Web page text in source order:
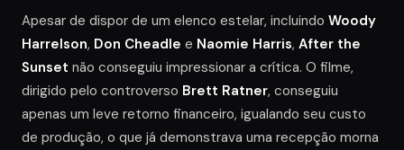
Apesar de dispor de um elenco estelar, incluindo Woody
Harrelson, Don Cheadle e Naomie Harris, After the
Sunset não conseguiu impressionar a crítica. O filme,
dirigido pelo controverso Brett Ratner, conseguiu
apenas um leve retorno financeiro, igualando seu custo
de produção, o que já demonstrava uma recepção morna